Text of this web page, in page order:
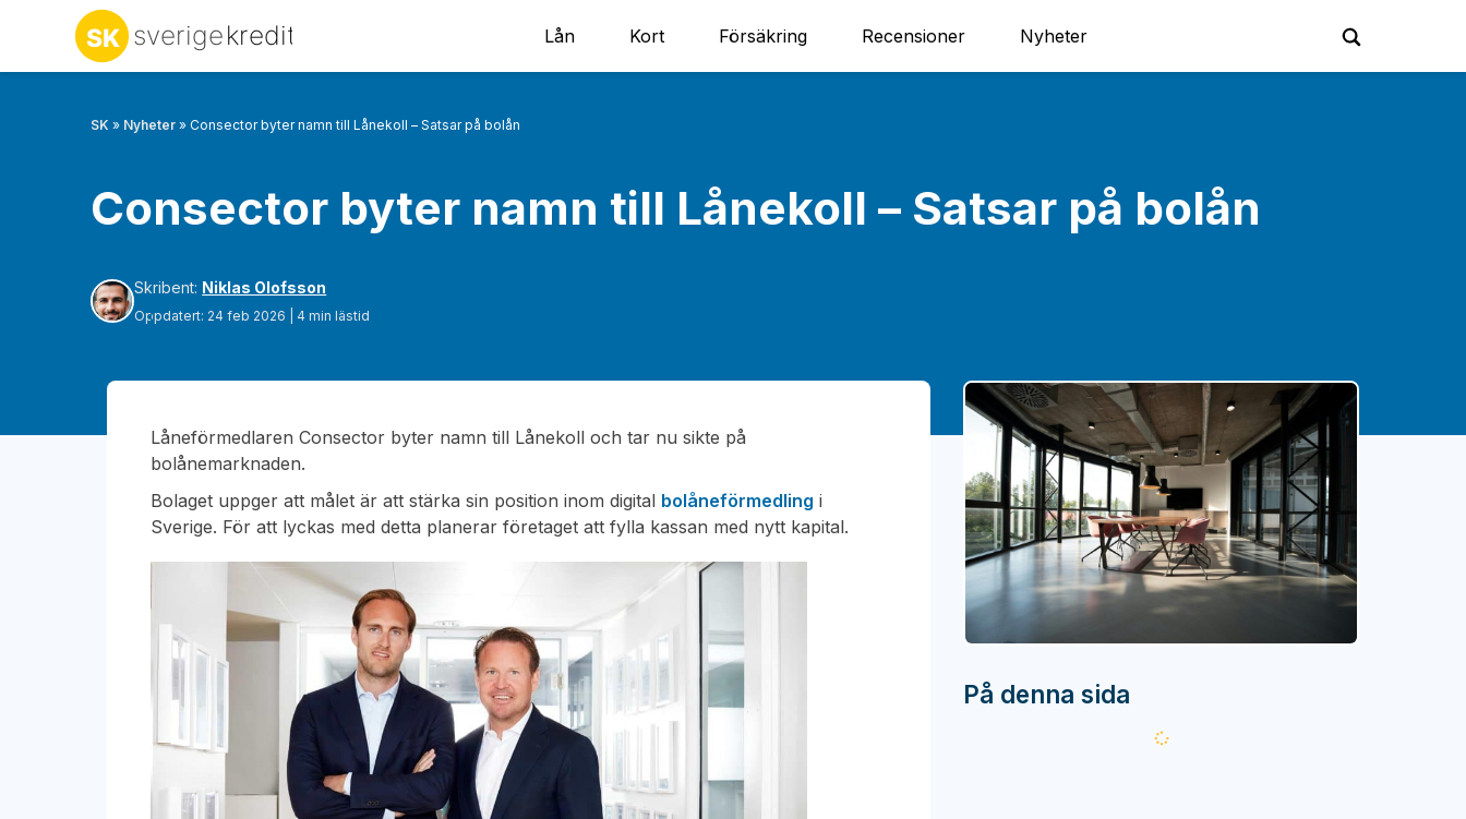
Lån Kort Försäkring Recensioner Nyheter
SK » Nyheter »Consector byter namn till Lånekoll – Satsar på bolån
Consector byter namn till Lånekoll – Satsar på bolån
Skribent: Niklas Olofsson
Oppdatert: 24 feb 2026 | 4 min lästid
Låneförmedlaren Consector byter namn till Lånekoll och tar nu sikte på
bolånemarknaden.
Bolaget uppger att målet är att stärka sin position inom digital bolåneförmedling i
Sverige. För att lyckas med detta planerar företaget att fylla kassan med nytt kapital.
På denna sida
Läser